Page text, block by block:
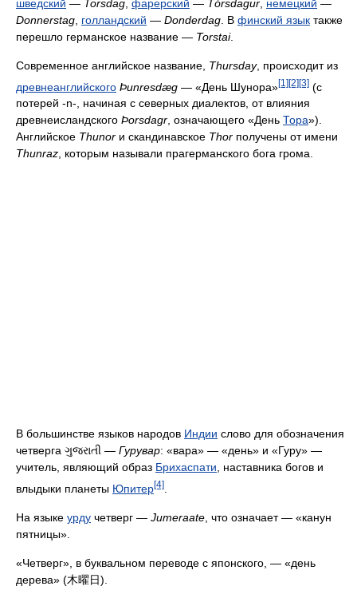
шведский — Torsdag фарерский — Tórsdagur немецкий —
Donnerstag голландский — Donderdag . В финский язык также
перешло германское название — Torstai.
Современное английское название, Thursday, происходит из
древнеанглийского Þunresdæg — «День Шунора»[1][2][3] (с
потерей -n-, начиная с северных диалектов, от влияния
древнеисландского Þorsdagr , означающего «День Тора»).
Английское Thunor и скандинавское Thor получены от имени
Thunraz , которым называли прагерманского бога грома.
В большинстве языков народов Индии слово для обозначения
четверга ગુજરાતી — Гурувар: «вара» — «день» и «Гуру» —
учитель, являющий образ Брихаспати , наставника богов и
влыдыки планеты Юпитер[4]
На языке урду четверг — Jumeraate , что означает — «канун
пятницы».
«Четверг», в буквальном переводе с японского, — «день
дерева» (木曜日).